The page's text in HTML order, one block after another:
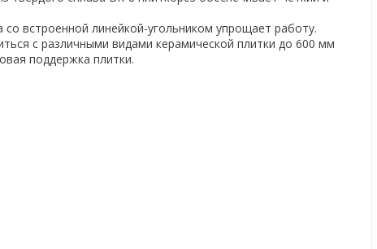
встроенной линейкой-угольником упрощает работу.
с различными видами керамической плитки до 600 мм
поддержка плитки.